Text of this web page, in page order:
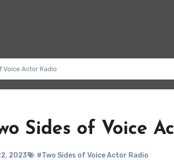
Voice Actor Radio
Sides of Voice
2023 #Two Sides of Voice Actor Radio